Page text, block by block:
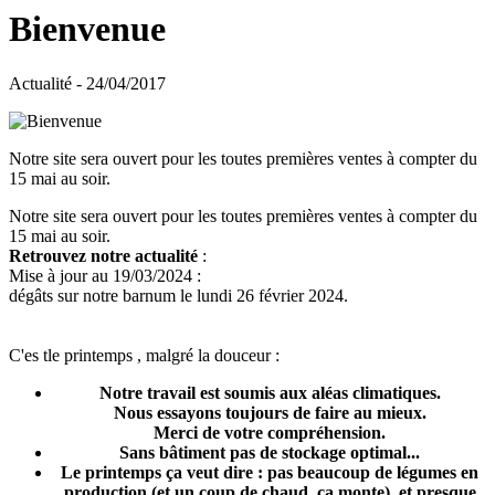
Bienvenue
Actualité - 24/04/2017
Notre site sera ouvert pour les toutes premières ventes à compter du
15 mai au soir.
Notre site sera ouvert pour les toutes premières ventes à compter du
15 mai au soir.
Retrouvez notre actualité :
Mise à jour au 19/03/2024 :
dégâts sur notre barnum le lundi 26 février 2024.
C'es tle printemps , malgré la douceur :
Notre travail est soumis aux aléas climatiques.
Nous essayons toujours de faire au mieux.
Merci de votre compréhension.
Sans bâtiment pas de stockage optimal...
Le printemps ça veut dire : pas beaucoup de légumes en